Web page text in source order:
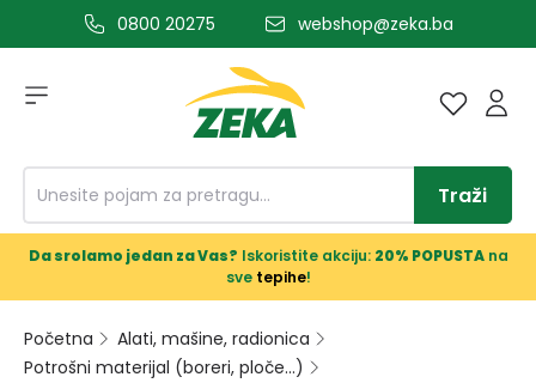
glavni sadržaj0800 20275 webshop@zeka.ba
Traži
Da srolamo jedan za Vas? Iskoristite akciju: 20% POPUSTAna
sve tepihe!
Početna
Alati, mašine, radionica
Potrošni materijal (boreri, ploče...)